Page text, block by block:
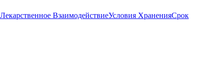
Лекарственное ВзаимодействиеУсловия ХраненияСрок